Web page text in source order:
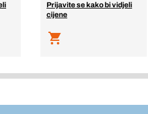
Prijavite se kako bi vidjeli
cijene